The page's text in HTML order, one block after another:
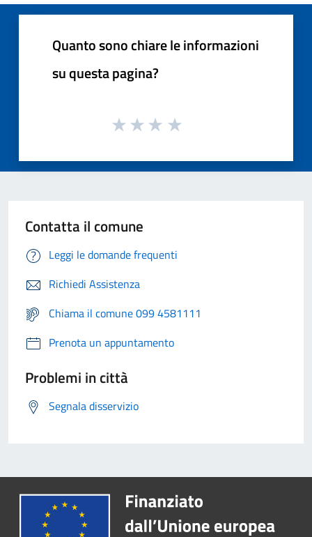
Quanto sono chiare le informazioni
su questa pagina?
Contatta il comune
Leggi le domande frequenti
Richiedi Assistenza
Chiama il comune 099 4581111
Prenota un appuntamento
Problemi in città
Segnala disservizio